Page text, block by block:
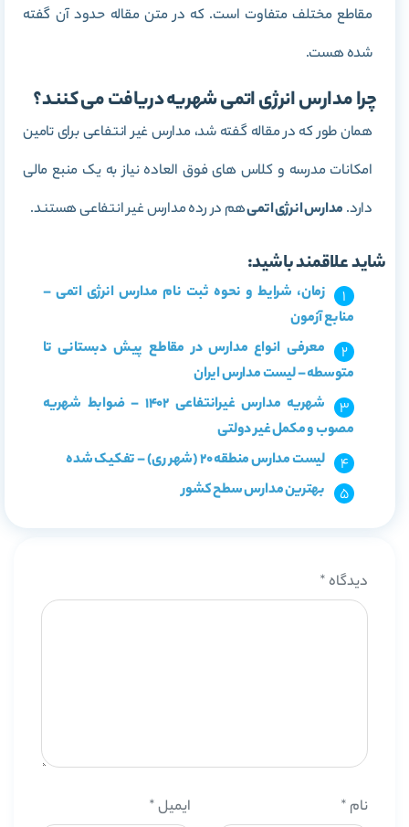
مقاطع مختلف متفاوت است. که در متن مقاله حدود آن گفته
شده هست.
چرا مدارس انرژی اتمی شهریه دریافت می کنند؟
همان طور که در مقاله گفته شد، مدارس غیر انتفاعی برای تامین
امکانات مدرسه و کلاس های فوق العاده نیاز به یک منبع مالی
دارد. مدارس انرژی اتمیهم در رده مدارس غیر انتفاعی هستند.
شاید علاقمند باشید:
زمان، شرایط و نحوه ثبت نام مدارس انرژی اتمی –
منابع آزمون
معرفی انواع مدارس در مقاطع پیش دبستانی تا
متوسطه – لیست مدارس ایران
شهریه مدارس غیرانتفاعی 1402 – ضوابط شهریه
مصوب و مکمل غیر دولتی
لیست مدارس منطقه 20 (شهر ری) – تفکیک شده
بهترین مدارس سطح کشور
دیدگاه *
نام * ایمیل*